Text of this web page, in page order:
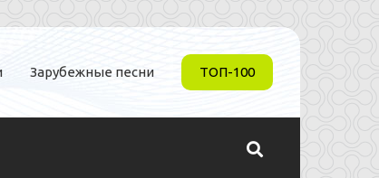
Зарубежные песни ТОП-100